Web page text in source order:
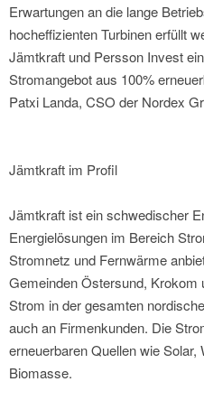
Erwartungen an die lange
hocheffizienten Turbinen erfüllt
Jämtkraft und Persson Invest
Stromangebot aus 100%
Patxi Landa, CSO der Nordex
Jämtkraft im Profil
Jämtkraft ist ein schwedischer
Energielösungen im Bereich
Stromnetz und Fernwärme
Gemeinden Östersund, Krokom
Strom in der gesamten
auch an Firmenkunden. Die
erneuerbaren Quellen wie
Biomasse.